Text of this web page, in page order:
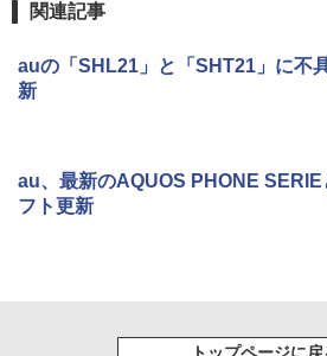
関連記事
auの「SHL21」と「SHT21」に不
新
au、最新のAQUOS PHONE
フト更新